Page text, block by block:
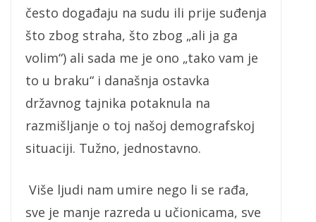
često događaju na sudu ili prije suđenja
što zbog straha, što zbog „ali ja ga
volim“) ali sada me je ono „tako vam je
to u braku“ i današnja ostavka
državnog tajnika potaknula na
razmišljanje o toj našoj demografskoj
situaciji. Tužno, jednostavno.
Više ljudi nam umire nego li se rađa,
sve je manje razreda u učionicama, sve